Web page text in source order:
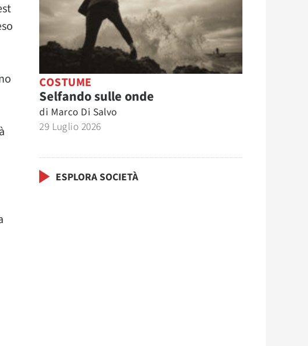
COSTUME
Selfando sulle onde
di Marco Di Salvo
29 Luglio 2026
ESPLORA SOCIETÀ